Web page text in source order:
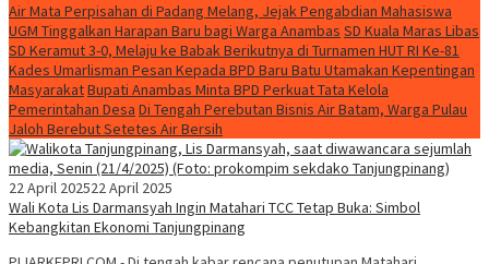
Air Mata Perpisahan di Padang Melang, Jejak Pengabdian Mahasiswa
UGM Tinggalkan Harapan Baru bagi Warga Anambas SD Kuala Maras Libas
SD Keramut 3-0, Melaju ke Babak Berikutnya di Turnamen HUT RI Ke-81
Kades Umarlisman Pesan Kepada BPD Baru Batu Utamakan Kepentingan
MasyarakatBupati Anambas Minta BPD Perkuat Tata Kelola
Pemerintahan Desa Di Tengah Perebutan Bisnis Air Batam, Warga Pulau
Jaloh Berebut Setetes Air Bersih
22 April 202522 April 2025
Wali Kota Lis Darmansyah Ingin Matahari TCC Tetap Buka: Simbol
Kebangkitan Ekonomi Tanjungpinang